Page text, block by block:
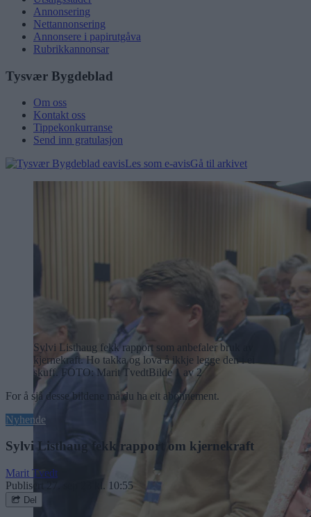
Annonsering
Nettannonsering
Annonsere i papirutgåva
Rubrikkannonsar
Tysvær Bygdeblad
Om oss
Kontakt oss
Tippekonkurranse
Send inn gratulasjon
Les som e-avisGå til arkivet
Sylvi Listhaug fekk rapport som anbefaler bruk av
kjernekraft. Ho takka og lova å ikkje legge den i ei
skuff. FOTO: Marit TvedtBilde 1 av 2
For å sjå desse bildene må du ha eit abonnement.
Nyhende
Sylvi Listhaug fekk rapport om kjernekraft
Marit Tvedt
Publisert
27. sep 23 kl. 10:55
Del